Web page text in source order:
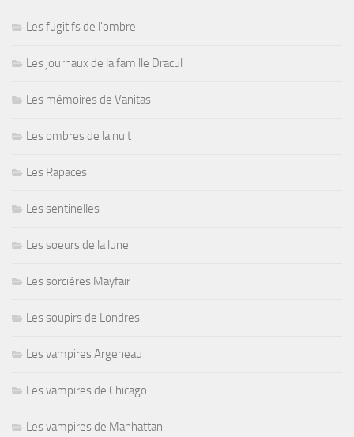
Les fugitifs de l'ombre
Les journaux de la famille Dracul
Les mémoires de Vanitas
Les ombres de la nuit
Les Rapaces
Les sentinelles
Les soeurs de la lune
Les sorcières Mayfair
Les soupirs de Londres
Les vampires Argeneau
Les vampires de Chicago
Les vampires de Manhattan